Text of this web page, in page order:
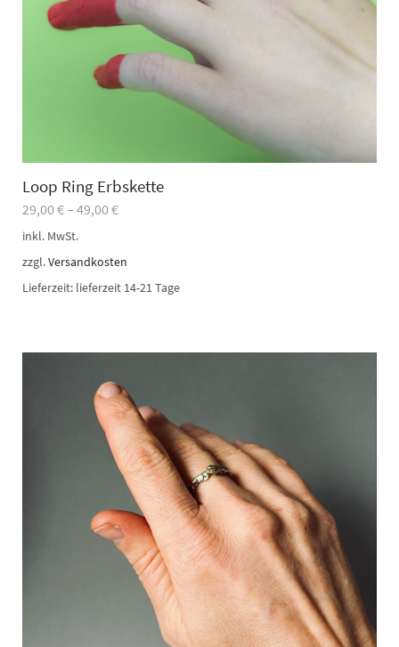
Loop Ring Erbskette
29,00 €– 49,00 €
inkl. MwSt.
zzgl.Versandkosten
Lieferzeit: lieferzeit 14-21 Tage